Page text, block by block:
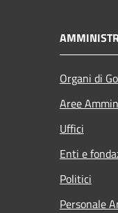
Organi di
Aree
Uffici
Enti e
Politici
Personale